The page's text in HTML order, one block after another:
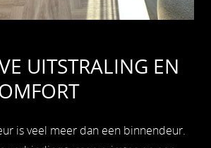
UITSTRALING EN
is veel meer dan een binnendeur.